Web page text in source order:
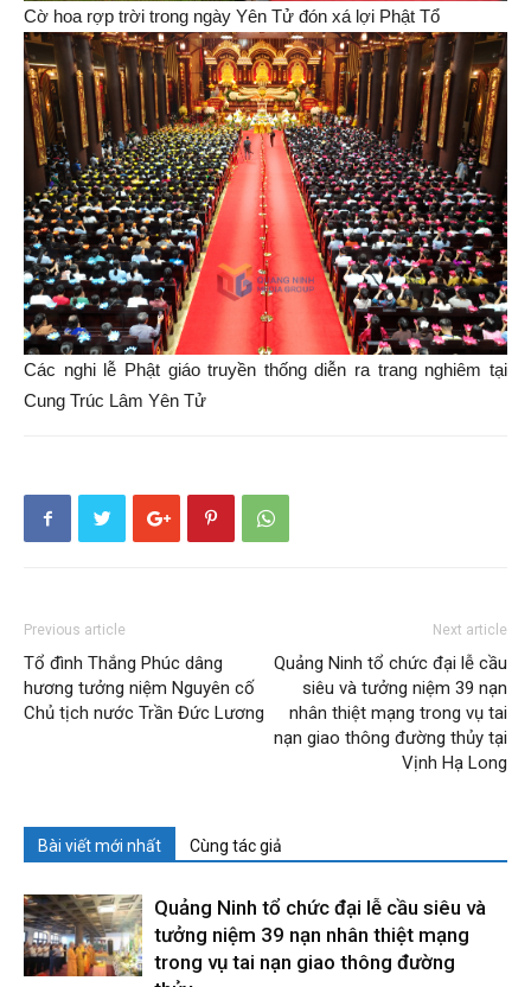
Cờ hoa rợp trời trong ngày Yên Tử đón xá lợi Phật Tổ
Các nghi lễ Phật giáo truyền thống diễn ra trang nghiêm tại
Cung Trúc Lâm Yên Tử
Previous article
Tổ đình Thắng Phúc dâng
hương tưởng niệm Nguyên cố
Chủ tịch nước Trần Đức Lương
Next article
Quảng Ninh tổ chức đại lễ cầu
siêu và tưởng niệm 39 nạn
nhân thiệt mạng trong vụ tai
nạn giao thông đường thủy tại
Vịnh Hạ Long
Bài viết mới nhất Cùng tác giả
Quảng Ninh tổ chức đại lễ cầu siêu và
tưởng niệm 39 nạn nhân thiệt mạng
trong vụ tai nạn giao thông đường